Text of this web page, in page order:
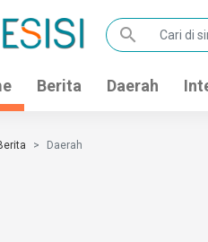
search
Berita Daerah
Daerah